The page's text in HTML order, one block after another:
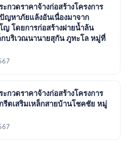
กวดราคาจ้างก่อสร้างโครงการ
ญหาภัยแล้งอันเนื่องมาจาก
โดยการก่อสร้างฝายน้ำล้น
กบริเวณนานายสุกัน ภูทะโล หมู่ที่
กวดราคาจ้างก่อสร้างโครงการ
รีตเสริมเหล็กสายบ้านโชคชัย หมู่